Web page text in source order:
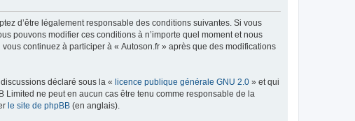
d’être légalement responsable des conditions suivantes. Si vous
pouvons modifier ces conditions à n’importe quel moment et nous
continuez à participer à « Autoson.fr » après que des modifications
déclaré sous la « licence publique générale GNU 2.0 » et qui
ne peut en aucun cas être tenu comme responsable de la
le site de phpBB (en anglais).